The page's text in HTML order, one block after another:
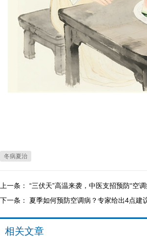
冬病夏治
上一条： “三伏天”高温来袭，中医支招预防“空调
下一条： 夏季如何预防空调病？专家给出4点建
相关文章